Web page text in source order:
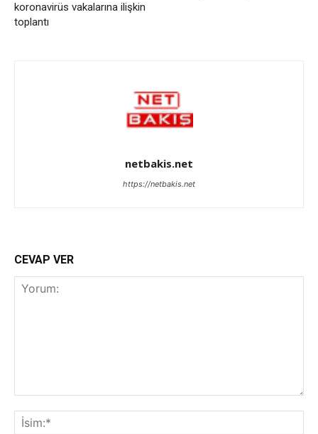
koronavirüs vakalarına ilişkin
toplantı
netbakis.net
https://netbakis.net
CEVAP VER